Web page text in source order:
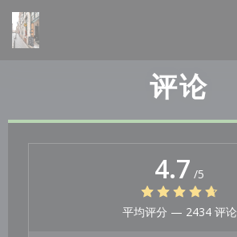
Cookie管理面板
评论
4.7 /5
平均评分 — 2434 评论